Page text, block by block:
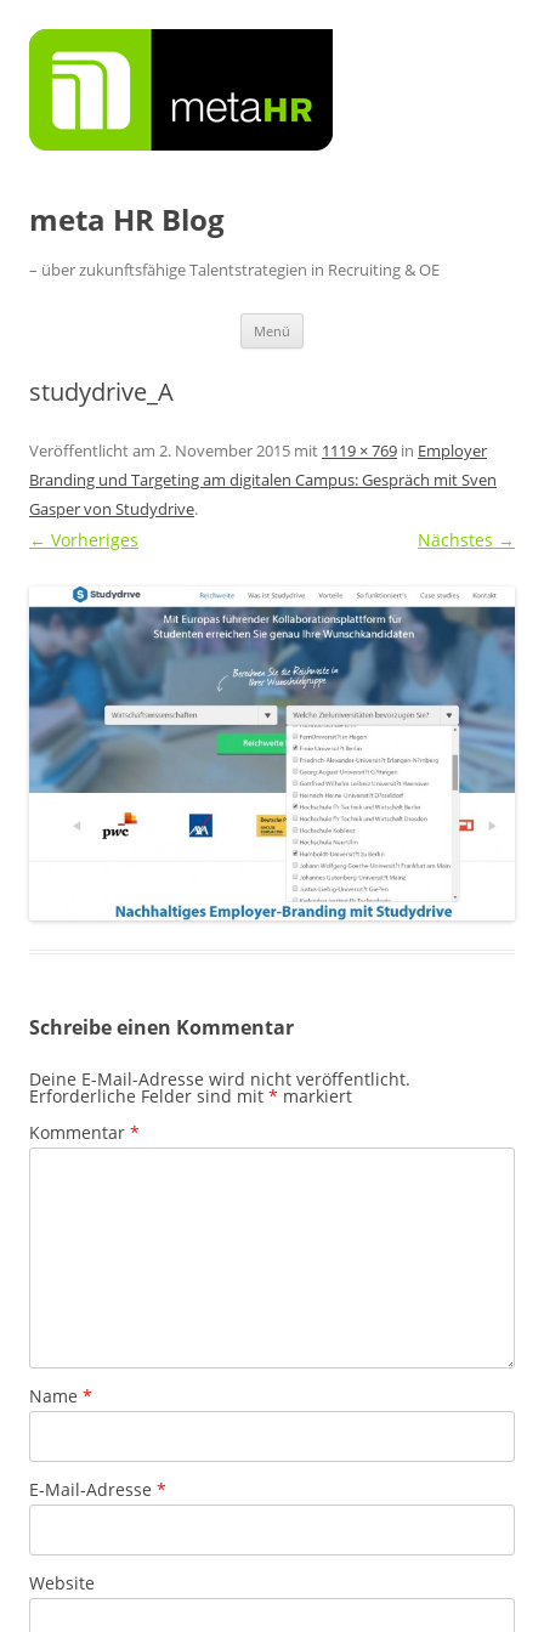
Inhalt
springen
meta HR Blog
– über zukunftsfähige Talentstrategien in Recruiting & OE
Menü
studydrive_A
Veröffentlicht am 2. November 2015 mit 1119 × 769 in Employer
Branding und Targeting am digitalen Campus: Gespräch mit Sven
Gasper von Studydrive.
← Vorheriges Nächstes →
Schreibe einen Kommentar
Deine E-Mail-Adresse wird nicht veröffentlicht.
Erforderliche Felder sind mit * markiert
Kommentar *
Name *
E-Mail-Adresse *
Website